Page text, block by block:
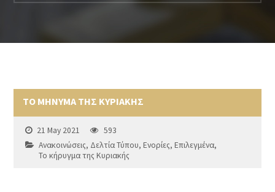
ΤΟ ΜΗΝΥΜΑ ΤΗΣ ΚΥΡΙΑΚΗΣ
21 May 2021
593
Ανακοινώσεις, Δελτία Τύπου,Ενορίες,Επιλεγμένα,
Το κήρυγμα της Κυριακής